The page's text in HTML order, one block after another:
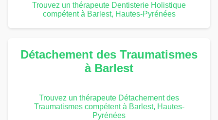
Trouvez un thérapeute Dentisterie Holistique
compétent à Barlest, Hautes-Pyrénées
Détachement des Traumatismes
à Barlest
Trouvez un thérapeute Détachement des
Traumatismes compétent à Barlest, Hautes-
Pyrénées